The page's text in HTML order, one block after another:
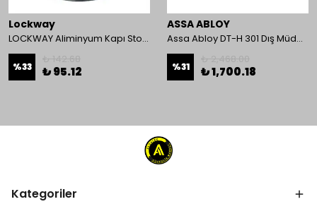
Lockway
LOCKWAY Aliminyum Kapı Stoperi
%33 ₺ 95.12
ASSA ABLOY
Assa Abloy DT-H 301 Dış Müdahale Kolu
%31 ₺ 1,700.18
Kategoriler